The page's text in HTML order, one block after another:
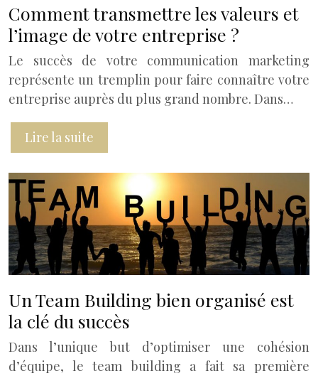
Comment transmettre les valeurs et
l’image de votre entreprise ?
Le succès de votre communication marketing
représente un tremplin pour faire connaître votre
entreprise auprès du plus grand nombre. Dans…
Lire la suite
Un Team Building bien organisé est
la clé du succès
Dans l’unique but d’optimiser une cohésion
d’équipe, le team building a fait sa première